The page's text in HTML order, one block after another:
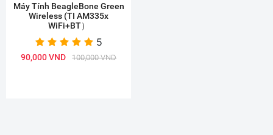
Máy Tính BeagleBone Green
Wireless (TI AM335x
WiFi+BT）
5
90,000 VND 100,000 VND